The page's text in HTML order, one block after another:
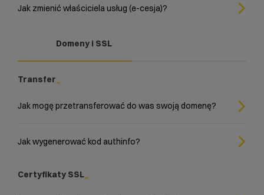
Jak zmienić właściciela usług (e-cesja)?
Domeny i SSL
Transfer
Jak mogę przetransferować do was swoją domenę?
Jak wygenerować kod authinfo?
Certyfikaty SSL